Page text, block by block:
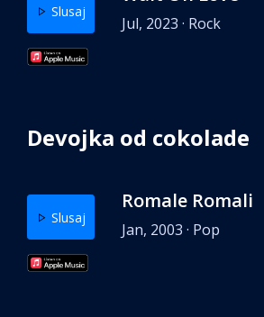
Slusaj
Jul, 2023 · Rock
Devojka od cokolade
Slusaj
Romale Romali
Jan, 2003 · Pop